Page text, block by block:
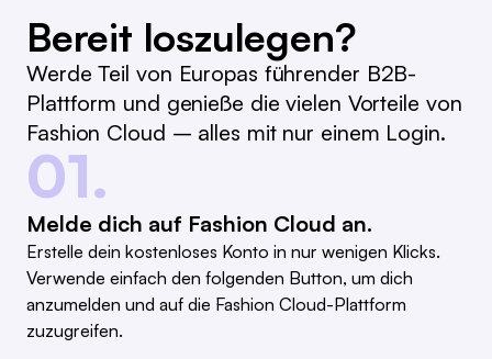
Bereit loszulegen?
Werde Teil von Europas führender B2B-
Plattform und genieße die vielen Vorteile von
Fashion Cloud – alles mit nur einem Login.
01.
Melde dich auf Fashion Cloud an.
Erstelle dein kostenloses Konto in nur wenigen Klicks.
Verwende einfach den folgenden Button, um dich
anzumelden und auf die Fashion Cloud-Plattform
zuzugreifen.